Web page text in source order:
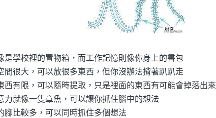
是學校裡的置物箱，而工作記憶則像你身上的書包
間很大，可以放很多東西，但你沒辦法揹著趴趴走
西有限，可以隨時提取，只是裡面的東西有可能會掉落出來
力就像一隻章魚，可以讓你抓住腦中的想法
腳比較多，可以同時抓住多個想法